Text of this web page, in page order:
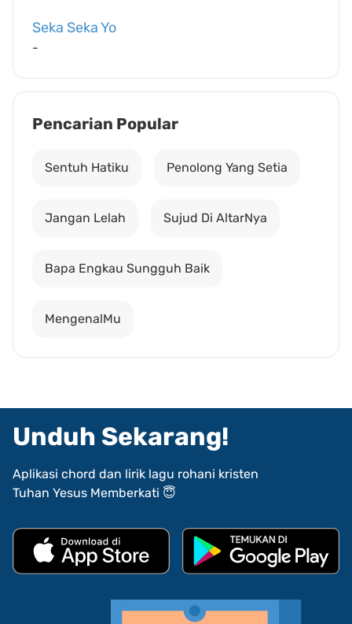
Seka Seka Yo
-
Pencarian Popular
Sentuh Hatiku Penolong Yang Setia
Jangan Lelah Sujud Di AltarNya
Bapa Engkau Sungguh Baik
MengenalMu
Unduh Sekarang!
Aplikasi chord dan lirik lagu rohani kristen
Tuhan Yesus Memberkati 😇